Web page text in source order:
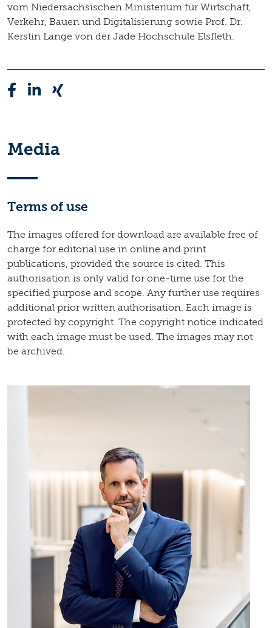
vom Niedersächsischen Ministerium für Wirtschaft,
Verkehr, Bauen und Digitalisierung sowie Prof. Dr.
Kerstin Lange von der Jade Hochschule Elsfleth.
Media
Terms of use
The images offered for download are available free of
charge for editorial use in online and print
publications, provided the source is cited. This
authorisation is only valid for one-time use for the
specified purpose and scope. Any further use requires
additional prior written authorisation. Each image is
protected by copyright. The copyright notice indicated
with each image must be used. The images may not
be archived.